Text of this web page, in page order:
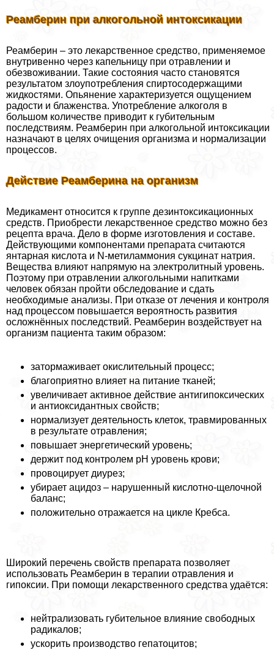
Реамберин при алкогольной интоксикации
Реамберин – это лекарственное средство, применяемое
внутривенно через капельницу при отравлении и
обезвоживании. Такие состояния часто становятся
результатом злоупотрeбления спиртосодержащими
жидкостями. Опьянение хаpaктеризуется ощущением
радости и блаженства. Употрeбление алкоголя в
большом количестве приводит к губительным
последствиям. Реамберин при алкогольной интоксикации
назначают в целях очищения организма и нормализации
процессов.
Действие Реамберина на организм
Медикамент относится к группе дезинтоксикационных
средств. Приобрести лекарственное средство можно без
рецепта врача. Дело в форме изготовления и составе.
Действующими компонентами препарата считаются
янтарная кислота и N-метиламмония сукцинат натрия.
Вещества влияют напрямую на электролитный уровень.
Поэтому при отравлении алкогольными напитками
человек обязан пройти обследование и сдать
необходимые анализы. При отказе от лечения и контроля
над процессом повышается вероятность развития
осложнённых последствий. Реамберин воздействует на
организм пациента таким образом:
затормаживает окислительный процесс;
благоприятно влияет на питание тканей;
увеличивает активное действие антигипоксических
и антиоксидантных свойств;
нормализует деятельность клеток, травмированных
в результате отравления;
повышает энергетический уровень;
держит под контролем рН уровень крови;
провоцирует диурез;
убирает ацидоз – нарушенный кислотно-щелочной
баланс;
положительно отражается на цикле Кребса.
Широкий перечень свойств препарата позволяет
использовать Реамберин в терапии отравления и
гипоксии. При помощи лекарственного средства удаётся:
нейтрализовать губительное влияние свободных
радикалов;
ускорить производство гепатоцитов;